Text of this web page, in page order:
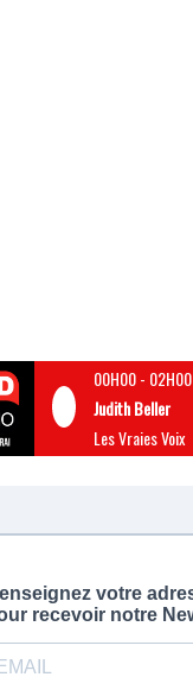
00H00- 02H00
Judith Beller
Les Vraies Voix